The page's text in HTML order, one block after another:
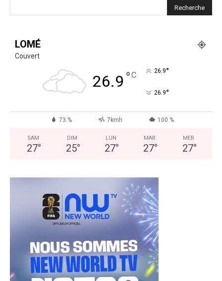
LOMÉ
Couvert
26.9 °C 26.9°
26.9°
73 % 7kmh 100 %
SAM
27°
DIM
25°
LUN
27°
MAR
27°
MER
27°